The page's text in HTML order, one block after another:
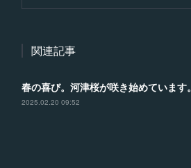
関連記事
春の喜び。河津桜が咲き始めています。
2025.02.20 09:52